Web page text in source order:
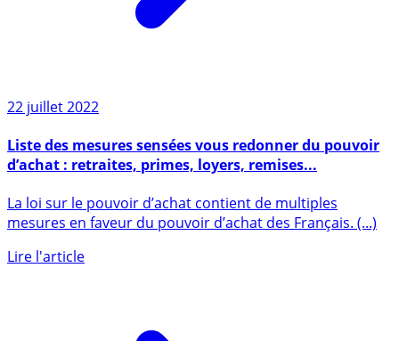
Liste des mesures sensées vous redonner du pouvoir
La loi sur le pouvoir d’achat contient de multiples
mesures en faveur du pouvoir d’achat des Français. (...)